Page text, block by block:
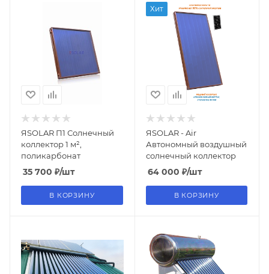
ЯSOLAR П1 Солнечный
коллектор 1 м²,
поликарбонат
35 700 ₽/шт
В КОРЗИНУ
Хит
ЯSOLAR - Air
Автономный воздушный
солнечный коллектор
64 000 ₽/шт
В КОРЗИНУ